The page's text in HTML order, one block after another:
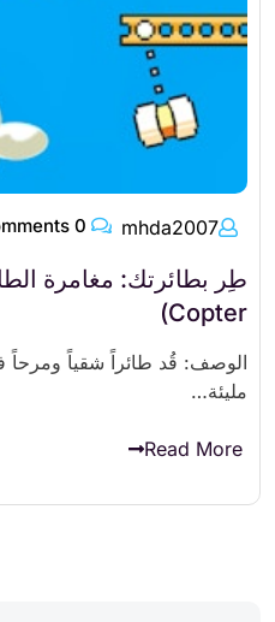
mhda2007
Copter)
الوصف: قُد طائراً شقياً ومرحاً
مليئة…
Read More